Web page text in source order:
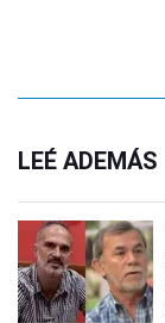
LEÉ ADEMÁS